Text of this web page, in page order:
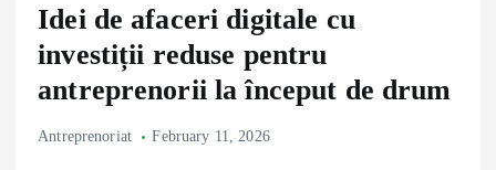
Idei de afaceri digitale cu
investiții reduse pentru
antreprenorii la început de drum
Antreprenoriat February 11, 2026